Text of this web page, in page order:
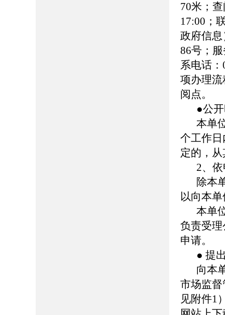
70米；
17:00；
政府信
86号；
系电话
项办理
阅点。
●公
本单
个工作
定的，
2、
除本
以向本
本单
负责受
申请。
● 提
向本
市场监
见附件1